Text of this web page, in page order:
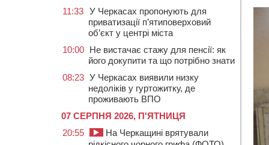
11:33 У Черкасах пропонують для
приватизації п’ятиповерховий
об’єкт у центрі міста
10:00 Не вистачає стажу для пенсії: як
його докупити та що потрібно знати
08:23 У Черкасах виявили низку
недоліків у гуртожитку, де
проживають ВПО
07 СЕРПНЯ 2026, П'ЯТНИЦЯ
20:55
На Черкащині врятували